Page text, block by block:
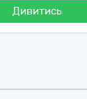
Дивитись